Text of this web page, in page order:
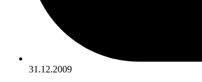
31.12.2009